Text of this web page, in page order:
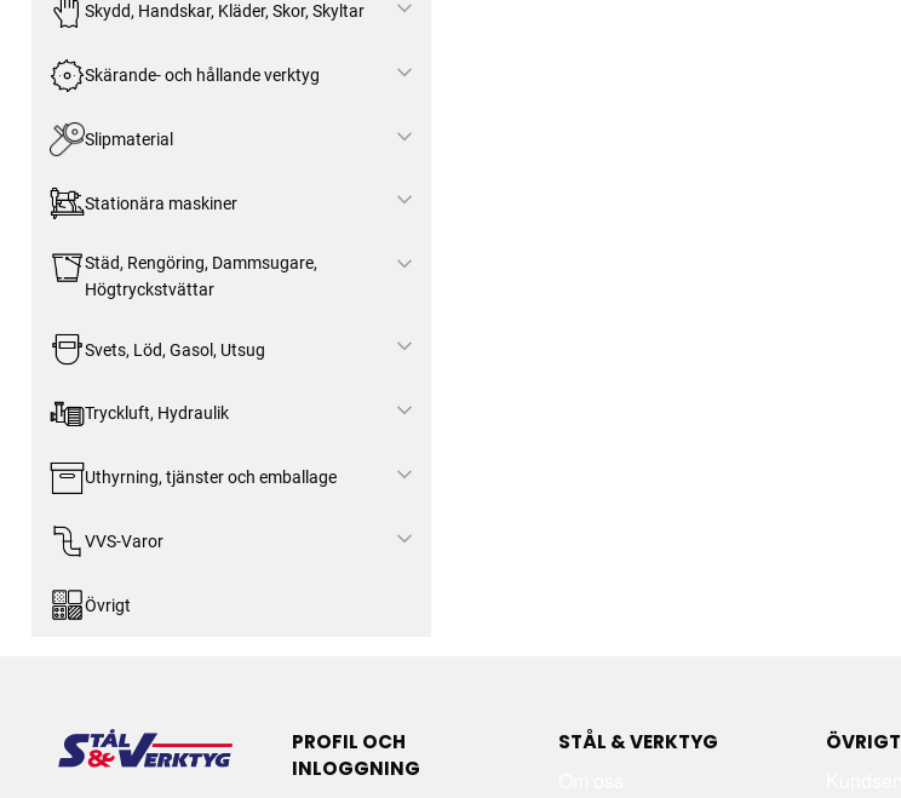
Skydd, Handskar, Kläder, Skor, Skyltar
Skärande- och hållande verktyg
Slipmaterial
Stationära maskiner
Städ, Rengöring, Dammsugare,
Högtryckstvättar
Svets, Löd, Gasol, Utsug
Tryckluft, Hydraulik
Uthyrning, tjänster och emballage
VVS-Varor
Övrigt
PROFIL OCH
INLOGGNING
STÅL & VERKTYG ÖVRIGT